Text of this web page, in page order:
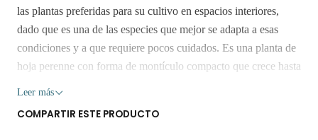
las plantas preferidas para su cultivo en espacios interiores,
dado que es una de las especies que mejor se adapta a esas
condiciones y a que requiere pocos cuidados. Es una planta de
hoja perenne con forma de montículo compacto que crece hasta
permanecen arrugadas, de un verde brillante oscuro, tanto que
Leer más
COMPARTIR ESTE PRODUCTO